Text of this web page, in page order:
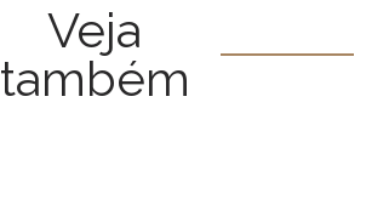
Veja
também